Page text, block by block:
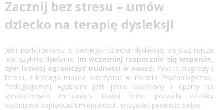
Zacznij bez stresu – umów
dziecko na terapię dysleksji
Jeśli podejrzewasz u swojego dziecka dysleksję, najważniejsze
jest szybkie działanie. Im wcześniej rozpocznie się wsparcie,
tym łatwiej ograniczyć trudności w nauce. Proces diagnozy i
terapii, z którego można skorzystać w Poradni Psychologiczno-
Pedagogicznej Agathum jest jasno określony i oparty na
sprawdzonych metodach. Dzięki temu pozwala dziecku
stopniowo poprawiać umiejętności i odzyskać pewność siebie.